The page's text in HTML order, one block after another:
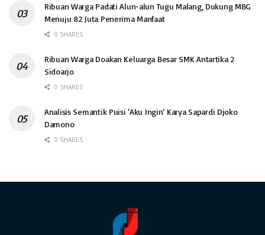
Ribuan Warga Padati Alun-alun Tugu Malang, Dukung MBG
Menuju 82 Juta Penerima Manfaat
0 SHARES
Ribuan Warga Doakan Keluarga Besar SMK Antartika 2
Sidoarjo
0 SHARES
Analisis Semantik Puisi ‘Aku Ingin’ Karya Sapardi Djoko
Damono
0 SHARES